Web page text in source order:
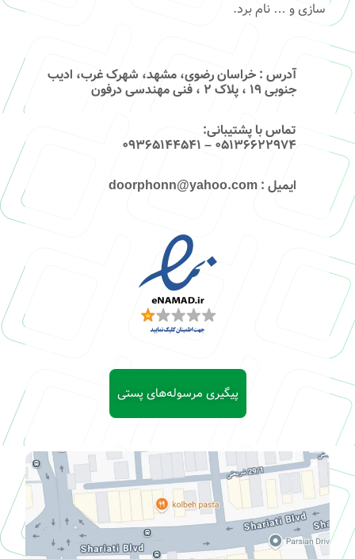
سازی و … نام برد.
آدرس : خراسان رضوی، مشهد، شهرک غرب، ادیب
جنوبی ۱۹ ، پلاک ۲ ، فنی مهندسی درفون
تماس با پشتیبانی:
۰۵۱۳۶۶۲۲۹۷۴ – 09365144541
ایمیل : doorphonn@yahoo.com
پیگیری مرسوله‌های پستی